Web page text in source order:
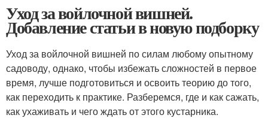
Уход за войлочной вишней.
Добавление статьи в новую подборку
Уход за войлочной вишней по силам любому опытному
садоводу, однако, чтобы избежать сложностей в первое
время, лучше подготовиться и освоить теорию до того,
как переходить к практике. Разберемся, где и как сажать,
как ухаживать и чего ждать от этого кустарника.